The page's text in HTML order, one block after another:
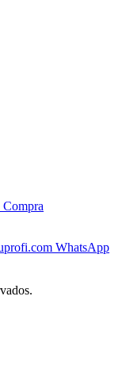
Compra
WhatsApp